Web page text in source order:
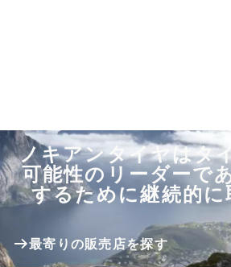
ノキアンタイヤはタ
可能性のリーダーで
するために継続的
最寄りの販売店を探す